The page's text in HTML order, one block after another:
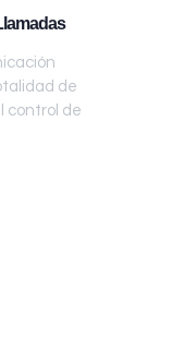
de
control de